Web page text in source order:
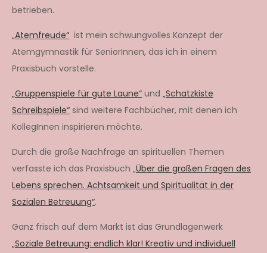
betrieben.
„Atemfreude“ ist mein schwungvolles Konzept der
Atemgymnastik für SeniorInnen, das ich in einem
Praxisbuch vorstelle.
„Gruppenspiele für gute Laune“ und „Schatzkiste
Schreibspiele“ sind weitere Fachbücher, mit denen ich
KollegInnen inspirieren möchte.
Durch die große Nachfrage an spirituellen Themen
verfasste ich das Praxisbuch „Über die großen Fragen des
Lebens sprechen. Achtsamkeit und Spiritualität in der
Sozialen Betreuung“.
Ganz frisch auf dem Markt ist das Grundlagenwerk
„Soziale Betreuung: endlich klar! Kreativ und individuell